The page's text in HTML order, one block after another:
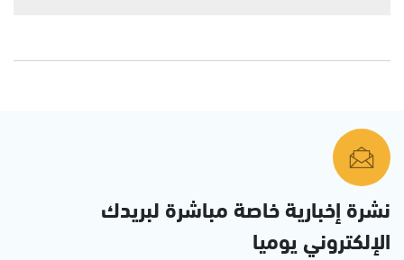
نشرة إخبارية خاصة مباشرة لبريدك
الإلكتروني يوميا